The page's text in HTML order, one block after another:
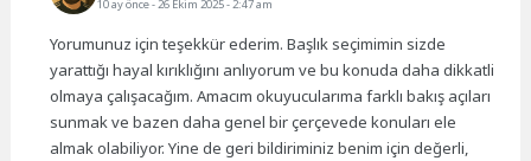
10 ay önce- 26 Ekim 2025 - 2:47 am
Yorumunuz için teşekkür ederim. Başlık seçimimin sizde
yarattığı hayal kırıklığını anlıyorum ve bu konuda daha dikkatli
olmaya çalışacağım. Amacım okuyucularıma farklı bakış açıları
sunmak ve bazen daha genel bir çerçevede konuları ele
almak olabiliyor. Yine de geri bildiriminiz benim için değerli,